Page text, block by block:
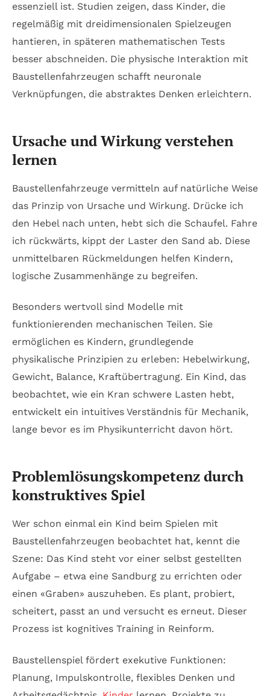
essenziell ist. Studien zeigen, dass Kinder, die
regelmäßig mit dreidimensionalen Spielzeugen
hantieren, in späteren mathematischen Tests
besser abschneiden. Die physische Interaktion mit
Baustellenfahrzeugen schafft neuronale
Verknüpfungen, die abstraktes Denken erleichtern.
Ursache und Wirkung verstehen
lernen
Baustellenfahrzeuge vermitteln auf natürliche Weise
das Prinzip von Ursache und Wirkung. Drücke ich
den Hebel nach unten, hebt sich die Schaufel. Fahre
ich rückwärts, kippt der Laster den Sand ab. Diese
unmittelbaren Rückmeldungen helfen Kindern,
logische Zusammenhänge zu begreifen.
Besonders wertvoll sind Modelle mit
funktionierenden mechanischen Teilen. Sie
ermöglichen es Kindern, grundlegende
physikalische Prinzipien zu erleben: Hebelwirkung,
Gewicht, Balance, Kraftübertragung. Ein Kind, das
beobachtet, wie ein Kran schwere Lasten hebt,
entwickelt ein intuitives Verständnis für Mechanik,
lange bevor es im Physikunterricht davon hört.
Problemlösungskompetenz durch
konstruktives Spiel
Wer schon einmal ein Kind beim Spielen mit
Baustellenfahrzeugen beobachtet hat, kennt die
Szene: Das Kind steht vor einer selbst gestellten
Aufgabe – etwa eine Sandburg zu errichten oder
einen «Graben» auszuheben. Es plant, probiert,
scheitert, passt an und versucht es erneut. Dieser
Prozess ist kognitives Training in Reinform.
Baustellenspiel fördert exekutive Funktionen:
Planung, Impulskontrolle, flexibles Denken und